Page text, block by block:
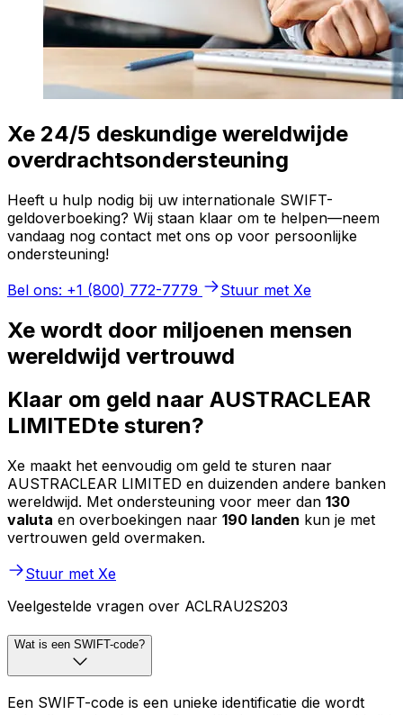
Xe 24/5 deskundige wereldwijde
overdrachtsondersteuning
Heeft u hulp nodig bij uw internationale SWIFT-
geldoverboeking? Wij staan klaar om te helpen—neem
vandaag nog contact met ons op voor persoonlijke
ondersteuning!
Bel ons: +1 (800) 772-7779
Stuur met Xe
Xe wordt door miljoenen mensen
wereldwijd vertrouwd
Klaar om geld naar AUSTRACLEAR
LIMITEDte sturen?
Xe maakt het eenvoudig om geld te sturen naar
AUSTRACLEAR LIMITED en duizenden andere banken
wereldwijd. Met ondersteuning voor meer dan 130
valuta en overboekingen naar 190 landen kun je met
vertrouwen geld overmaken.
Stuur met Xe
Veelgestelde vragen over ACLRAU2S203
Wat is een SWIFT-code?
Een SWIFT-code is een unieke identificatie die wordt